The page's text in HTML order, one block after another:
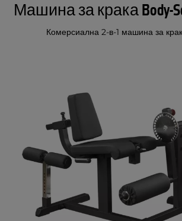
Машина за крака Body-
Комерсиална 2-в-1 машина за